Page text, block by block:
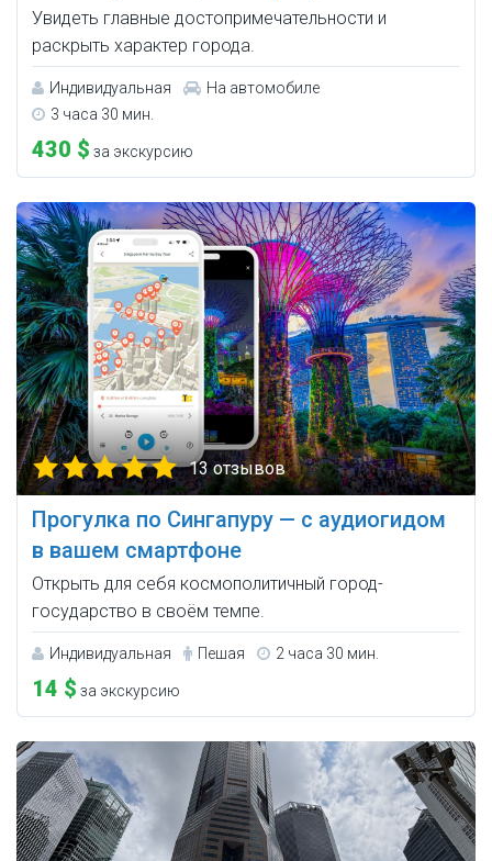
Увидеть главные достопримечательности и
раскрыть характер города.
Индивидуальная
На автомобиле
3 часа 30 мин.
430 $ за экскурсию
13 отзывов
Прогулка по Сингапуру — с аудиогидом
в вашем смартфоне
Открыть для себя космополитичный город-
государство в своём темпе.
Индивидуальная Пешая 2 часа 30 мин.
14 $ за экскурсию